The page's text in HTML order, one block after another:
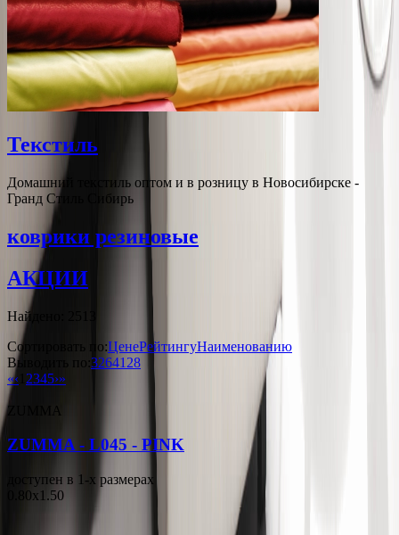
Текстиль
Домашний текстиль оптом и в розницу в Новосибирске -
Гранд Стиль Сибирь
коврики резиновые
АКЦИИ
Найдено: 2513
Сортировать по:ЦенеРейтингуНаименованию
Выводить по:3264128
«‹ 2345›»
ZUMMA
ZUMMA - L045 - PINK
доступен в 1-x размерах
0.80x1.50